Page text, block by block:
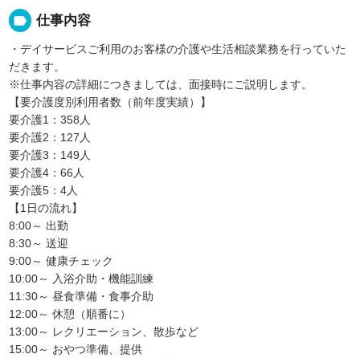
label 仕事内容
・デイサービスご利用のお客様の介護や生活相談業務を行っていた
だきます。
※仕事内容の詳細につきましては、面接時にご説明します。
【要介護度別利用者数（前年度実績）】
要介護1：358人
要介護2：127人
要介護3：149人
要介護4：66人
要介護5：4人
【1日の流れ】
8:00～ 出勤
8:30～ 送迎
9:00～ 健康チェック
10:00～ 入浴介助・機能訓練
11:30～ 昼食準備・食事介助
12:00～ 休憩（順番に）
13:00～ レクリエーション、散歩など
15:00～ おやつ準備、提供